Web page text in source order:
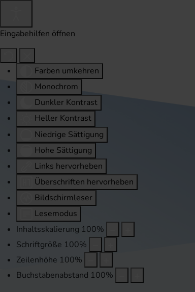
Eingabehilfen öffnen
Farben umkehren
Monochrom
Dunkler Kontrast
Heller Kontrast
Niedrige Sättigung
Hohe Sättigung
Links hervorheben
Überschriften hervorheben
Bildschirmleser
Lesemodus
Inhaltsskalierung 100%
Schriftgröße 100%
Zeilenhöhe 100%
Buchstabenabstand 100%